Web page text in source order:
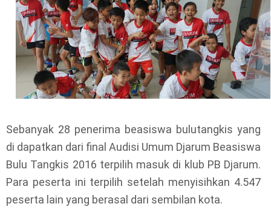
Sebanyak 28 penerima beasiswa bulutangkis yang
di dapatkan dari final Audisi Umum Djarum Beasiswa
Bulu Tangkis 2016 terpilih masuk di klub PB Djarum.
Para peserta ini terpilih setelah menyisihkan 4.547
peserta lain yang berasal dari sembilan kota.